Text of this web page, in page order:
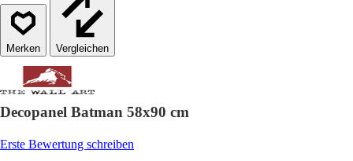
Vergleichen
Decopanel Batman 58x90 cm
Erste Bewertung schreiben